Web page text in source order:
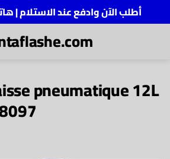
أطلب الآن وادفع عند الاستلام | هاتف
pneumatique 12L